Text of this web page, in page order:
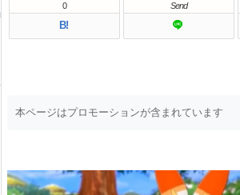
B!
0 Send
本ページはプロモーションが含まれています